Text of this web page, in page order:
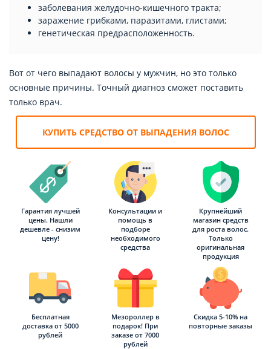
заболевания желудочно-кишечного тракта;
заражение грибками, паразитами, глистами;
генетическая предрасположенность.
Вот от чего выпадают волосы у мужчин, но это только
основные причины. Точный диагноз сможет поставить
только врач.
КУПИТЬ СРЕДСТВО ОТ ВЫПАДЕНИЯ ВОЛОС
Гарантия лучшей
цены. Нашли
дешевле - снизим
цену!
Консультации и
помощь в
подборе
необходимого
средства
Крупнейший
магазин средств
для роста волос.
Только
оригинальная
продукция
Бесплатная
доставка от 5000
рублей
Мезороллер в
подарок! При
заказе от 7000
рублей
Скидка 5-10% на
повторные заказы